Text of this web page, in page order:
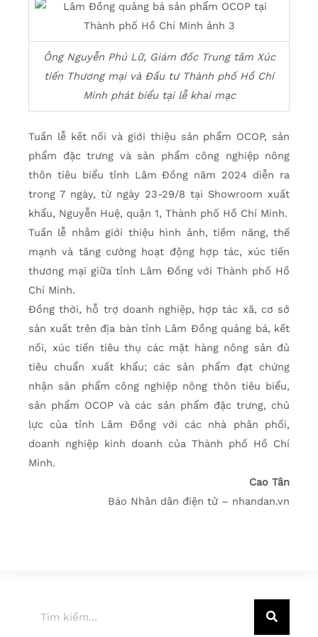
Ông Nguyễn Phú Lữ, Giám đốc Trung tâm Xúc
tiến Thương mại và Đầu tư Thành phố Hồ Chí
Minh phát biểu tại lễ khai mạc
Tuần lễ kết nối và giới thiệu sản phẩm OCOP, sản
phẩm đặc trưng và sản phẩm công nghiệp nông
thôn tiêu biểu tỉnh Lâm Đồng năm 2024 diễn ra
trong 7 ngày, từ ngày 23-29/8 tại Showroom xuất
khẩu, Nguyễn Huệ, quận 1, Thành phố Hồ Chí Minh.
Tuần lễ nhằm giới thiệu hình ảnh, tiềm năng, thế
mạnh và tăng cường hoạt động hợp tác, xúc tiến
thương mại giữa tỉnh Lâm Đồng với Thành phố Hồ
Chí Minh.
Đồng thời, hỗ trợ doanh nghiệp, hợp tác xã, cơ sở
sản xuất trên địa bàn tỉnh Lâm Đồng quảng bá, kết
nối, xúc tiến tiêu thụ các mặt hàng nông sản đủ
tiêu chuẩn xuất khẩu; các sản phẩm đạt chứng
nhận sản phẩm công nghiệp nông thôn tiêu biểu,
sản phẩm OCOP và các sản phẩm đặc trưng, chủ
lực của tỉnh Lâm Đồng với các nhà phân phối,
doanh nghiệp kinh doanh của Thành phố Hồ Chí
Minh.
Cao Tân
Báo Nhân dân điện tử – nhandan.vn